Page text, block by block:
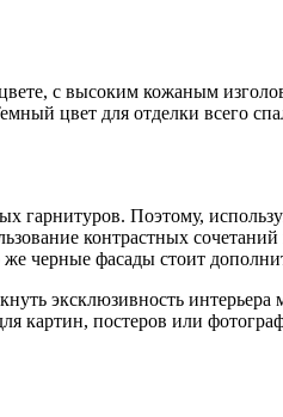
с высоким кожаным
цвет для отделки всего
гарнитуров. Поэтому,
контрастных
черные фасады стоит
эксклюзивность
картин, постеров или